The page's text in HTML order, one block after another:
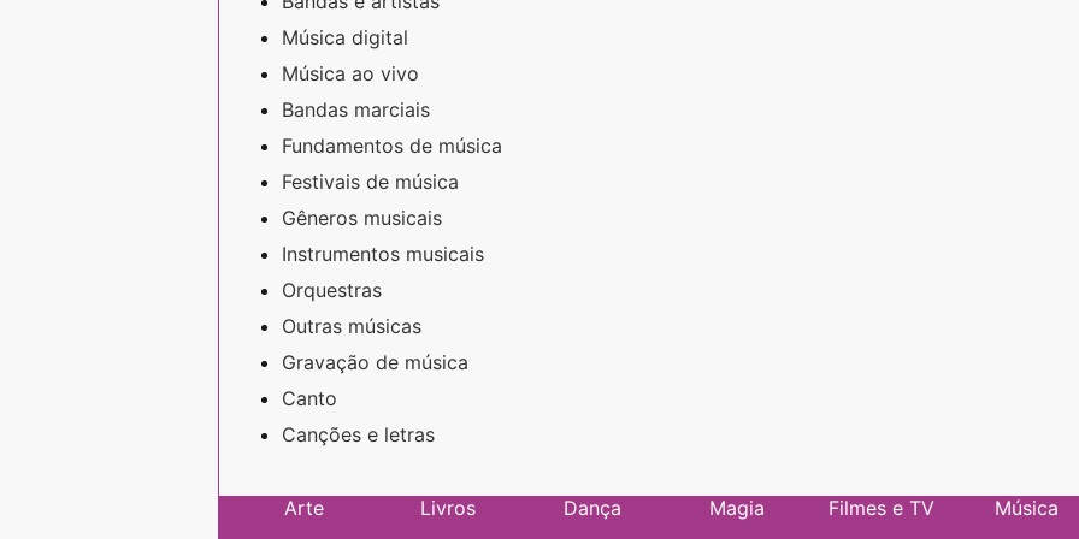
Música digital
Música ao vivo
Bandas marciais
Fundamentos de música
Festivais de música
Gêneros musicais
Instrumentos musicais
Orquestras
Outras músicas
Gravação de música
Canto
Canções e letras
Arte Livros Dança Magia Filmes e TV Música